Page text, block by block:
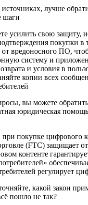
лучше
шаги
усилить свою защиту,
покупки в
вредоносного ПО,
систему и
и условия в
копии всех
вы можете
юридическая
покупке цифрового
(FTC) защищает
контенте
регулирует
какой закон
пошло не так?